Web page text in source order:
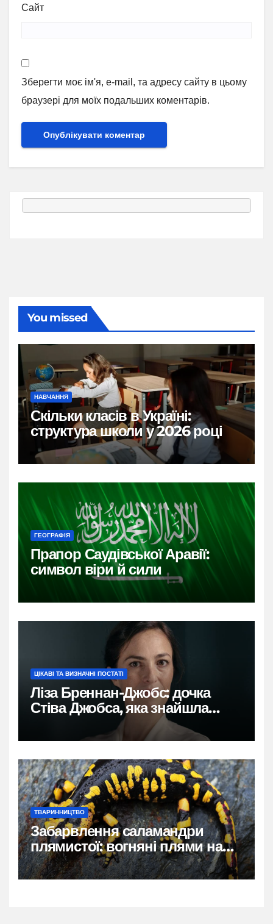
Сайт
Зберегти моє ім'я, e-mail, та адресу сайту в цьому
браузері для моїх подальших коментарів.
You missed
НАВЧАННЯ
Скільки класів в Україні:
структура школи у 2026 році
ГЕОГРАФІЯ
Прапор Саудівської Аравії:
символ віри й сили
ЦІКАВІ ТА ВИЗНАЧНІ ПОСТАТІ
Ліза Бреннан-Джобс: дочка
Стіва Джобса, яка знайшла
власний голос
ТВАРИННИЦТВО
Забарвлення саламандри
плямистої: вогняні плями на
чорному тлі